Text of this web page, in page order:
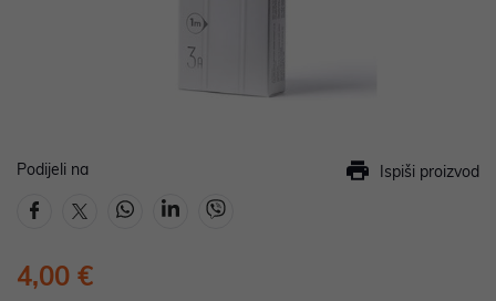
Podijeli na Ispiši proizvod
4,00 €